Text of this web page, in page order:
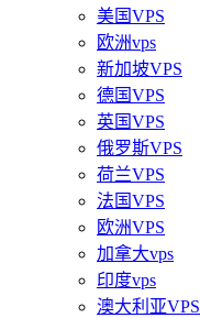
美国VPS
欧洲vps
新加坡VPS
德国VPS
英国VPS
俄罗斯VPS
荷兰VPS
法国VPS
欧洲VPS
加拿大vps
印度vps
澳大利亚VPS